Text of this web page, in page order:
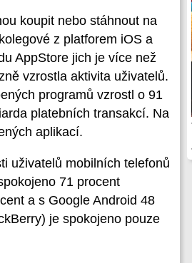
koupit nebo stáhnout na
z platforem iOS a
AppStore jich je více než
vzrostla aktivita uživatelů.
programů vzrostl o 91
platebních transakcí. Na
aplikací.
uživatelů mobilních telefonů
71 procent
a s Google Android 48
je spokojeno pouze